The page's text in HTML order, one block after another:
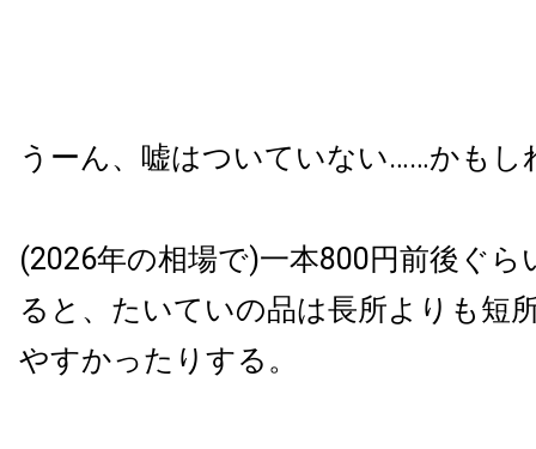
うーん、嘘はついていない……かもし
(2026年の相場で)一本800円前後ぐ
ると、たいていの品は長所よりも短
やすかったりする。